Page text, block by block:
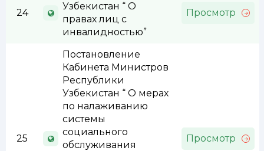
24
Узбекистан “ О
правах лиц с
инвалидностью”
Просмотр
25
Постановление
Кабинета Министров
Республики
Узбекистан “ О мерах
по налаживанию
системы
социального
обслуживания
Просмотр